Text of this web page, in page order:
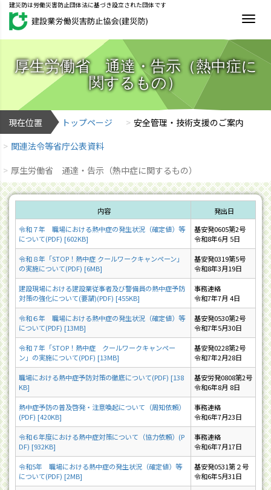
建災防は労働災害防止団体法に基づき設立された団体です
厚生労働省 通達・告示（熱中症に
関するもの）
現在位置 トップページ
安全管理・技術支援のご案内
関連法令等省庁公表資料
厚生労働省 通達・告示（熱中症に関するもの）
内容
発出日
令和７年 職場における熱中症の発生状況（確定値）等
について(PDF) [602KB]
基安発0605第2号
令和8年6月 5日
令和８年「STOP！熱中症 クールワークキャンペーン」
の実施について(PDF) [6MB]
基安発0319第5号
令和8年3月19日
建設現場における建設業従事者及び警備員の熱中症予防
対策の強化について(要請)(PDF) [455KB]
事務連絡
令和7年7月 4日
令和６年 職場における熱中症の発生状況（確定値）等
について(PDF) [13MB]
基安発0530第2号
令和7年5月30日
令和７年「STOP！熱中症 クールワークキャンペー
ン」の実施について(PDF) [13MB]
基安発0228第2号
令和7年2月28日
職場における熱中症予防対策の徹底について(PDF) [138
KB]
基安労発0808第2号
令和6年8月 8日
熱中症予防の普及啓発・注意喚起について（周知依頼）
(PDF) [420KB]
事務連絡
令和6年7月23日
令和６年度における熱中症対策について（協力依頼）(P
DF) [932KB]
事務連絡
令和6年7月17日
令和5年 職場における熱中症の発生状況（確定値）等
について(PDF) [2MB]
基安発0531第２号
令和6年5月31日